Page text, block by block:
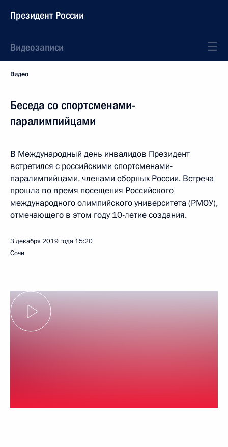
Президент России
Видеозаписи
Видео
Беседа со спортсменами-
паралимпийцами
В Международный день инвалидов Президент
встретился с российскими спортсменами-
паралимпийцами, членами сборных России. Встреча
прошла во время посещения Российского
международного олимпийского университета (РМОУ),
отмечающего в этом году 10-летие создания.
3 декабря 2019 года 15:20
Сочи